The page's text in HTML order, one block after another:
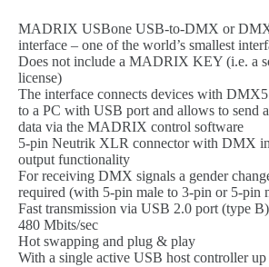
MADRIX USBone USB-to-DMX or
interface – one of the world’s smallest
Does not include a MADRIX KEY (i.e. a
license)
The interface connects devices with
to a PC with USB port and allows to send
data via the MADRIX control software
5-pin Neutrik XLR connector with DMX
output functionality
For receiving DMX signals a gender
required (with 5-pin male to 3-pin or 5-pin
Fast transmission via USB 2.0 port (type
480 Mbits/sec
Hot swapping and plug & play
With a single active USB host controller